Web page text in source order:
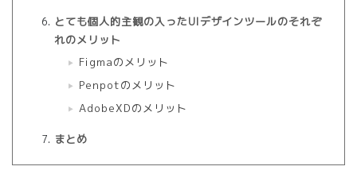
とても個人的主観の入ったUIデザインツールのそれぞ
れのメリット
Figmaのメリット
Penpotのメリット
AdobeXDのメリット
まとめ